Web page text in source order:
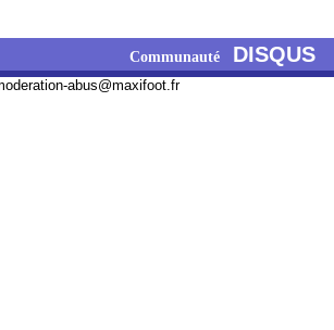
Communauté DISQUS
abus@maxifoot.fr